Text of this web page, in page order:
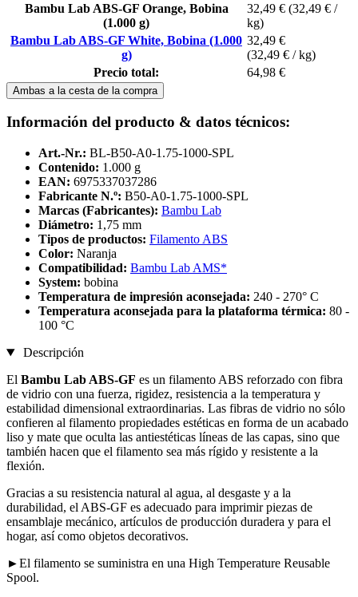
Bambu Lab ABS-GF Orange, Bobina
(1.000 g)
32,49 € (32,49 € /
kg)
Bambu Lab ABS-GF White, Bobina (1.000
g)
32,49 €
(32,49 € / kg)
Precio total:
64,98 €
Ambas a la cesta de la compra
Información del producto & datos técnicos:
Art.-Nr.: BL-B50-A0-1.75-1000-SPL
Contenido: 1.000 g
EAN: 6975337037286
Fabricante N.º: B50-A0-1.75-1000-SPL
Marcas (Fabricantes): Bambu Lab
Diámetro: 1,75 mm
Tipos de productos: Filamento ABS
Color: Naranja
Compatibilidad: Bambu Lab AMS*
System: bobina
Temperatura de impresión aconsejada: 240 - 270° C
Temperatura aconsejada para la plataforma térmica: 80 -
100 °C
Descripción
El Bambu Lab ABS-GF es un filamento ABS reforzado con fibra
de vidrio con una fuerza, rigidez, resistencia a la temperatura y
estabilidad dimensional extraordinarias. Las fibras de vidrio no sólo
confieren al filamento propiedades estéticas en forma de un acabado
liso y mate que oculta las antiestéticas líneas de las capas, sino que
también hacen que el filamento sea más rígido y resistente a la
flexión.
Gracias a su resistencia natural al agua, al desgaste y a la
durabilidad, el ABS-GF es adecuado para imprimir piezas de
ensamblaje mecánico, artículos de producción duradera y para el
hogar, así como objetos decorativos.
►El filamento se suministra en una High Temperature Reusable
Spool.